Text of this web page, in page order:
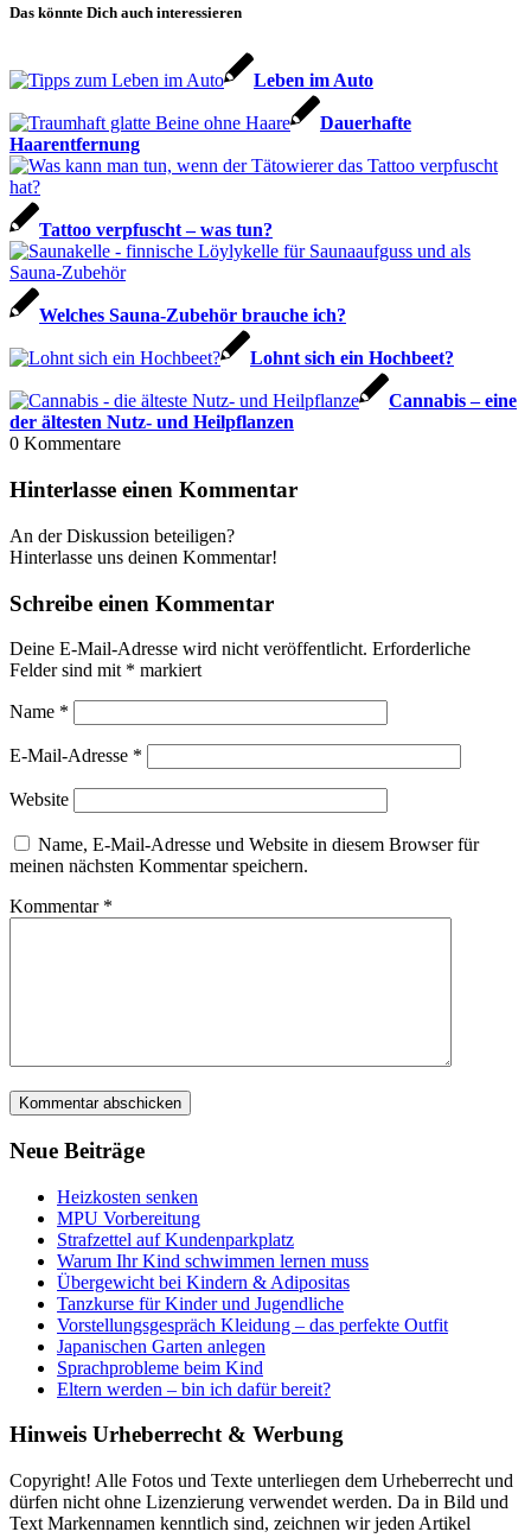
Das könnte Dich auch interessieren
Leben im Auto
Dauerhafte
Haarentfernung
Tattoo verpfuscht – was tun?
Welches Sauna-Zubehör brauche ich?
Lohnt sich ein Hochbeet?
Cannabis – eine
der ältesten Nutz- und Heilpflanzen
0 Kommentare
Hinterlasse einen Kommentar
An der Diskussion beteiligen?
Hinterlasse uns deinen Kommentar!
Schreibe einen Kommentar
Deine E-Mail-Adresse wird nicht veröffentlicht. Erforderliche
Felder sind mit * markiert
Name *
E-Mail-Adresse *
Website
Name, E-Mail-Adresse und Website in diesem Browser für
meinen nächsten Kommentar speichern.
Kommentar *
Neue Beiträge
Heizkosten senken
MPU Vorbereitung
Strafzettel auf Kundenparkplatz
Warum Ihr Kind schwimmen lernen muss
Übergewicht bei Kindern & Adipositas
Tanzkurse für Kinder und Jugendliche
Vorstellungsgespräch Kleidung – das perfekte Outfit
Japanischen Garten anlegen
Sprachprobleme beim Kind
Eltern werden – bin ich dafür bereit?
Hinweis Urheberrecht & Werbung
Copyright! Alle Fotos und Texte unterliegen dem Urheberrecht und
dürfen nicht ohne Lizenzierung verwendet werden. Da in Bild und
Text Markennamen kenntlich sind, zeichnen wir jeden Artikel